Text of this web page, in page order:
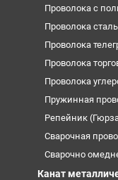
Проволока с
Проволока
Проволока
Проволока
Проволока
Пружинная
Репейник
Сварочная
Сварочно
Канат